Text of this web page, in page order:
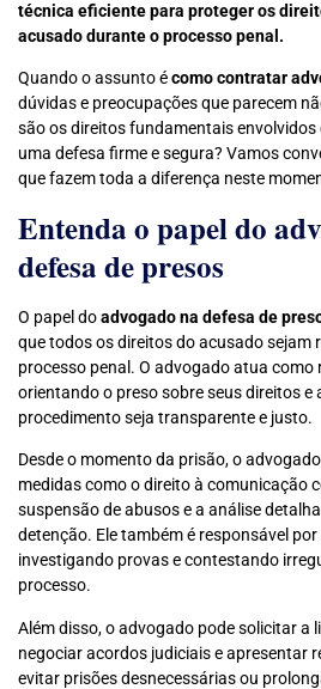
técnica eficiente para proteger os
acusado durante o processo penal.
Quando o assunto écomo contratar
dúvidas e preocupações que parecem
são os direitos fundamentais
uma defesa firme e segura? Vamos
que fazem toda a diferença neste
Entenda o papel do
defesa de presos
O papel doadvogado na defesa de
que todos os direitos do acusado sejam
processo penal. O advogado atua como
orientando o preso sobre seus direitos e
procedimento seja transparente e justo.
Desde o momento da prisão, o
medidas como o direito à comunicação
suspensão de abusos e a análise
detenção. Ele também é responsável
investigando provas e contestando
processo.
Além disso, o advogado pode solicitar a
negociar acordos judiciais e apresentar
evitar prisões desnecessárias ou